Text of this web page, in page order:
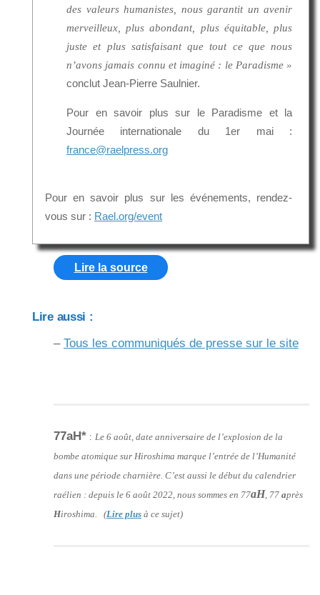
des valeurs humanistes, nous garantit un avenir
merveilleux, plus abondant, plus équitable, plus
juste et plus satisfaisant que tout ce que nous
n’avons jamais connu et imaginé : le Paradisme »
conclut Jean-Pierre Saulnier.
Pour en savoir plus sur le Paradisme et la
Journée internationale du 1er mai :
france@raelpress.org
Pour en savoir plus sur les événements, rendez-
vous sur : Rael.org/event
Lire la source
Lire aussi :
– Tous les communiqués de presse sur le site
77aH* : Le 6 août, date anniversaire de l’explosion de la
bombe atomique sur Hiroshima marque l’entrée de l’Humanité
dans une période charnière. C’est aussi le début du calendrier
raélien : depuis le 6 août 2022, nous sommes en 77aH , 77 après
Hiroshima. (Lire plus à ce sujet)